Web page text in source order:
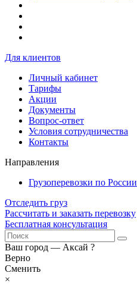
Для клиентов
Личный кабинет
Тарифы
Акции
Документы
Вопрос-ответ
Условия сотрудничества
Контакты
Направления
Грузоперевозки по России
Отследить груз
Рассчитать и заказать перевозку
Бесплатная консультация
Ваш город — Аксай ?
Верно
Сменить
×